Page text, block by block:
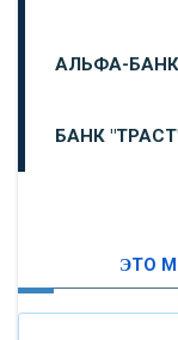
АЛЬФА-БАНК
БАНК
ЭТО